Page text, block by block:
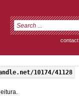
contact
10174/41128